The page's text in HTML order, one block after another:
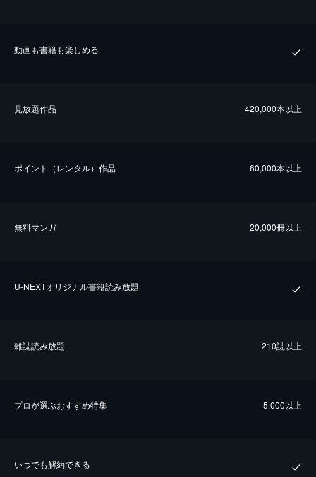
動画も書籍も楽しめる
⾒放題作品 420,000本以上
ポイント（レンタル）作品 60,000本以上
無料マンガ 20,000冊以上
U-NEXTオリジナル書籍読み放題
雑誌読み放題 210誌以上
プロが選ぶおすすめ特集 5,000以上
いつでも解約できる